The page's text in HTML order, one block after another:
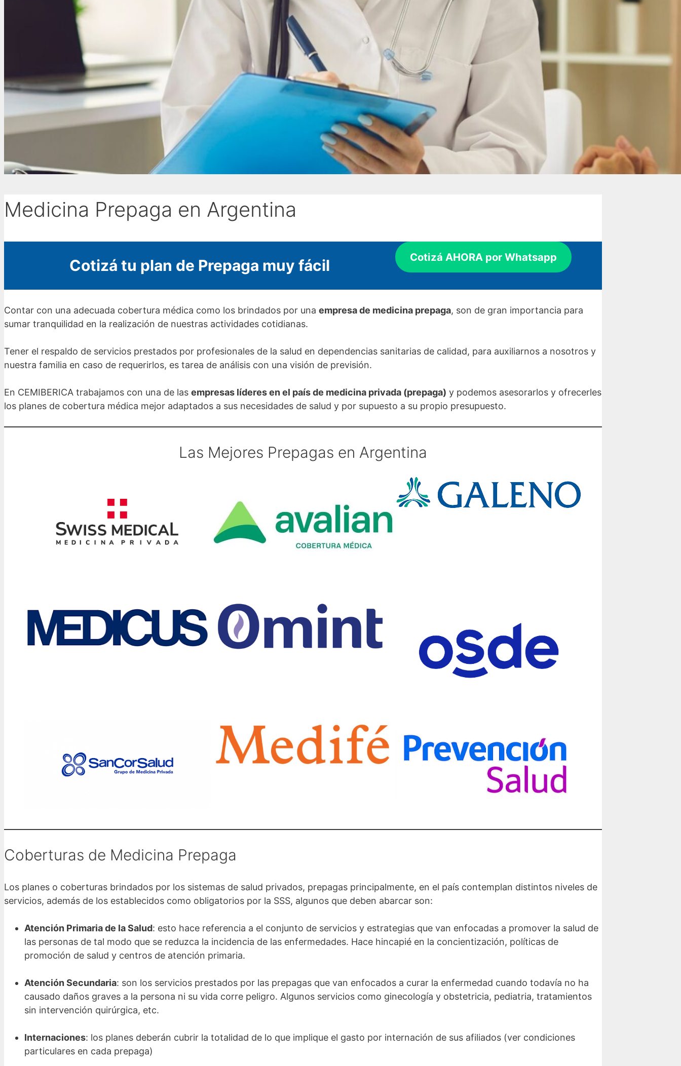
Medicina Prepaga en Argentina
Cotizá tu plan de Prepaga muy fácil Cotizá AHORA por Whatsapp
Contar con una adecuada cobertura médica como los brindados por una empresa de medicina prepaga, son de gran importancia para
sumar tranquilidad en la realización de nuestras actividades cotidianas.
Tener el respaldo de servicios prestados por profesionales de la salud en dependencias sanitarias de calidad, para auxiliarnos a nosotros y
nuestra familia en caso de requerirlos, es tarea de análisis con una visión de previsión.
En CEMIBERICA trabajamos con una de las empresas líderes en el país de medicina privada (prepaga) y podemos asesorarlos y ofrecerles
los planes de cobertura médica mejor adaptados a sus necesidades de salud y por supuesto a su propio presupuesto.
Las Mejores Prepagas en Argentina
Coberturas de Medicina Prepaga
Los planes o coberturas brindados por los sistemas de salud privados, prepagas principalmente, en el país contemplan distintos niveles de
servicios, además de los establecidos como obligatorios por la SSS, algunos que deben abarcar son:
Atención Primaria de la Salud: esto hace referencia a el conjunto de servicios y estrategias que van enfocadas a promover la salud de
las personas de tal modo que se reduzca la incidencia de las enfermedades. Hace hincapié en la concientización, políticas de
promoción de salud y centros de atención primaria.
Atención Secundaria: son los servicios prestados por las prepagas que van enfocados a curar la enfermedad cuando todavía no ha
causado daños graves a la persona ni su vida corre peligro. Algunos servicios como ginecología y obstetricia, pediatria, tratamientos
sin intervención quirúrgica, etc.
Internaciones: los planes deberán cubrir la totalidad de lo que implique el gasto por internación de sus afiliados (ver condiciones
particulares en cada prepaga)